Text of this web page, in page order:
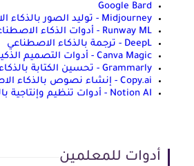
Google Bard
Midjourney - توليد الصور بالذكاء الاصطناعي
Runway ML - أدوات الذكاء الاصطناعي للفيديو
DeepL - ترجمة بالذكاء الاصطناعي
Canva Magic - أدوات التصميم الذكية
Grammarly - تحسين الكتابة بالذكاء الاصطناعي
Copy.ai - إنشاء نصوص بالذكاء الاصطناعي
Notion AI - أدوات تنظيم وإنتاجية بالذكاء الاصطناعي
أدوات للمعلمين